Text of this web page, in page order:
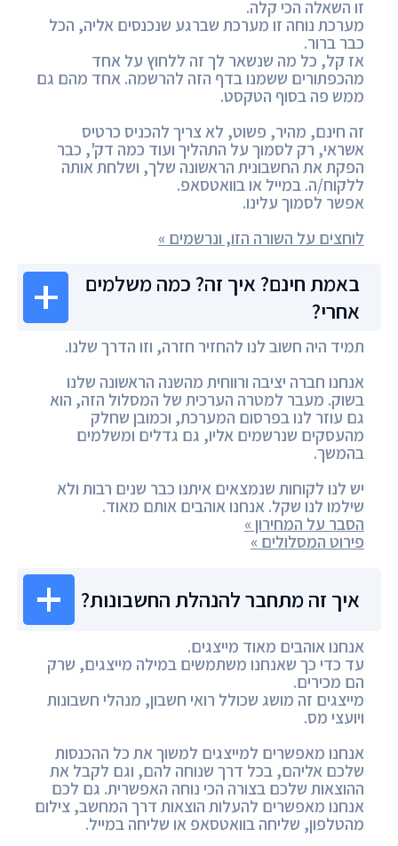
זו השאלה הכי קלה.
מערכת נוחה זו מערכת שברגע שנכנסים אליה, הכל
כבר ברור.
אז קל, כל מה שנשאר לך זה ללחוץ על אחד
מהכפתורים ששמנו בדף הזה להרשמה. אחד מהם גם
ממש פה בסוף הטקסט.
זה חינם, מהיר, פשוט, לא צריך להכניס כרטיס
אשראי, רק לסמוך על התהליך ועוד כמה דק', כבר
הפקת את החשבונית הראשונה שלך, ושלחת אותה
ללקוח/ה. במייל או בוואטסאפ.
אפשר לסמוך עלינו.
לוחצים על השורה הזו, ונרשמים »
באמת חינם? איך זה? כמה משלמים
אחרי?
תמיד היה חשוב לנו להחזיר חזרה, וזו הדרך שלנו.
אנחנו חברה יציבה ורווחית מהשנה הראשונה שלנו
בשוק. מעבר למטרה הערכית של המסלול הזה, הוא
גם עוזר לנו בפרסום המערכת, וכמובן שחלק
מהעסקים שנרשמים אליו, גם גדלים ומשלמים
בהמשך.
יש לנו לקוחות שנמצאים איתנו כבר שנים רבות ולא
שילמו לנו שקל. אנחנו אוהבים אותם מאוד.
הסבר על המחירון »
פירוט המסלולים »
איך זה מתחבר להנהלת החשבונות?
אנחנו אוהבים מאוד מייצגים.
עד כדי כך שאנחנו משתמשים במילה מייצגים, שרק
הם מכירים.
מייצגים זה מושג שכולל רואי חשבון, מנהלי חשבונות
ויועצי מס.
אנחנו מאפשרים למייצגים למשוך את כל ההכנסות
שלכם אליהם, בכל דרך שנוחה להם, וגם לקבל את
ההוצאות שלכם בצורה הכי נוחה האפשרית. גם לכם
אנחנו מאפשרים להעלות הוצאות דרך המחשב, צילום
מהטלפון, שליחה בוואטסאפ או שליחה במייל.